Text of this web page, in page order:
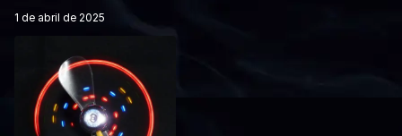
1 de abril de 2025